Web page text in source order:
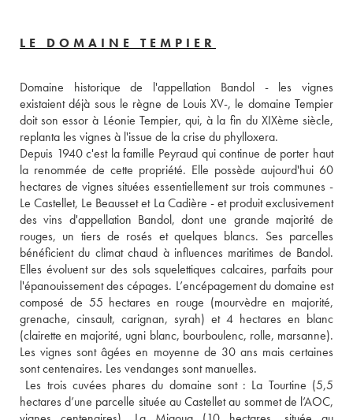
LE DOMAINE TEMPIER
Domaine historique de l'appellation Bandol - les vignes
existaient déjà sous le règne de Louis XV-, le domaine Tempier
doit son essor à Léonie Tempier, qui, à la fin du XIXème siècle,
replanta les vignes à l'issue de la crise du phylloxera.
Depuis 1940 c'est la famille Peyraud qui continue de porter haut
la renommée de cette propriété. Elle possède aujourd'hui 60
hectares de vignes situées essentiellement sur trois communes -
Le Castellet, Le Beausset et La Cadière - et produit exclusivement
des vins d'appellation Bandol, dont une grande majorité de
rouges, un tiers de rosés et quelques blancs. Ses parcelles
bénéficient du climat chaud à influences maritimes de Bandol.
Elles évoluent sur des sols squelettiques calcaires, parfaits pour
l'épanouissement des cépages. L’encépagement du domaine est
composé de 55 hectares en rouge (mourvèdre en majorité,
grenache, cinsault, carignan, syrah) et 4 hectares en blanc
(clairette en majorité, ugni blanc, bourboulenc, rolle, marsanne).
Les vignes sont âgées en moyenne de 30 ans mais certaines
sont centenaires. Les vendanges sont manuelles.
Les trois cuvées phares du domaine sont : La Tourtine (5,5
hectares d’une parcelle située au Castellet au sommet de l’AOC,